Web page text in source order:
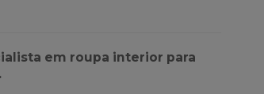
em roupa interior para